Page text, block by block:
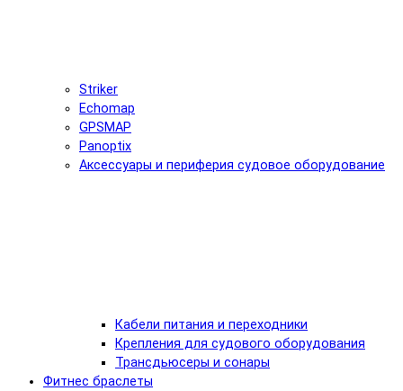
Striker
Echomap
GPSMAP
Panoptix
Аксессуары и периферия судовое оборудование
Кабели питания и переходники
Крепления для судового оборудования
Трансдьюсеры и сонары
Фитнес браслеты